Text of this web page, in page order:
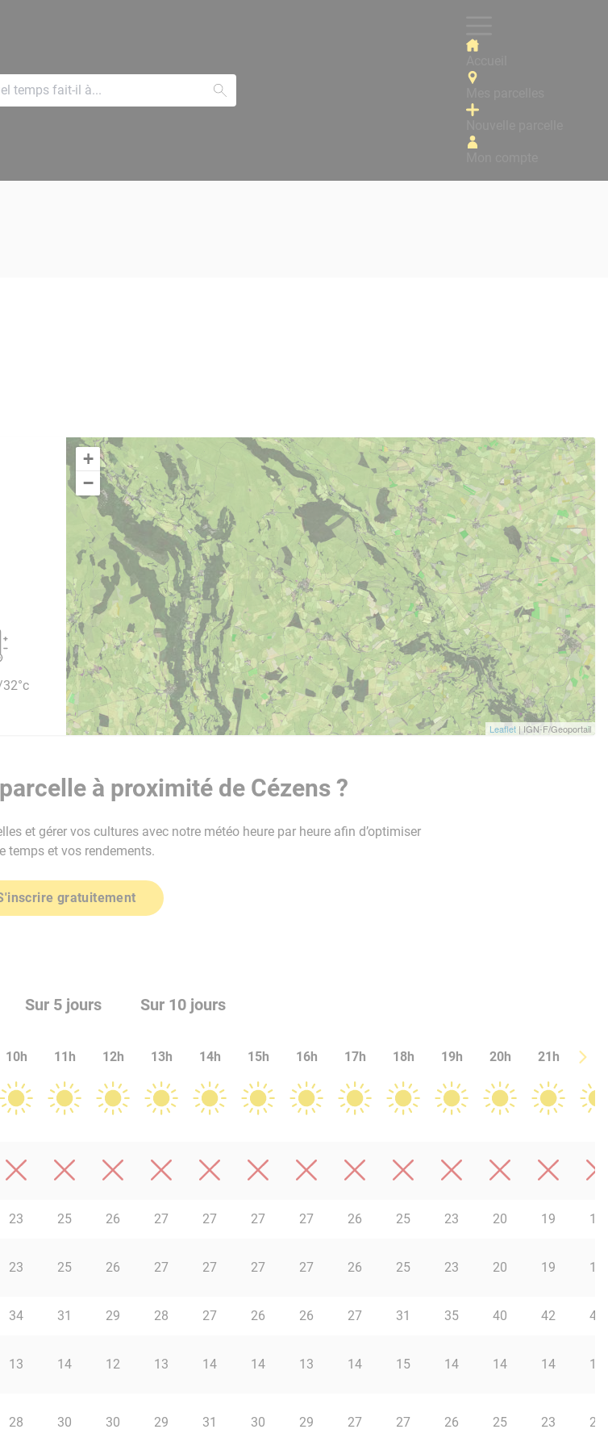
+
−
Leaflet | IGN-F/Geoportail
à proximité de Cézens ?
et gérer vos cultures avec notre météo heure par heure afin d’optimiser
temps et vos rendements.
gratuitement
Sur 5 jours Sur 10 jours
10h 11h 12h 13h 14h 15h 16h 17h 18h 19h 20h 21h 22h
23 25 26 27 27 27 27 26 25 23 20 19 19
23 25 26 27 27 27 27 26 25 23 20 19 18
34 31 29 28 27 26 26 27 31 35 40 42 43
13 14 12 13 14 14 13 14 15 14 14 14 14
28 30 30 29 31 30 29 27 27 26 25 23 23